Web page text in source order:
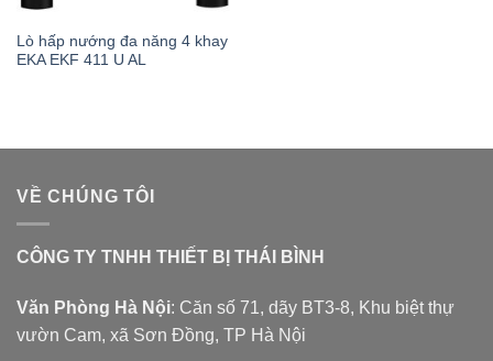
Lò hấp nướng đa năng 4 khay
EKA EKF 411 U AL
VỀ CHÚNG TÔI
CÔNG TY TNHH THIẾT BỊ THÁI BÌNH
Văn Phòng Hà Nội: Căn số 71, dãy BT3-8, Khu biệt thự
vườn Cam, xã Sơn Đồng, TP Hà Nội